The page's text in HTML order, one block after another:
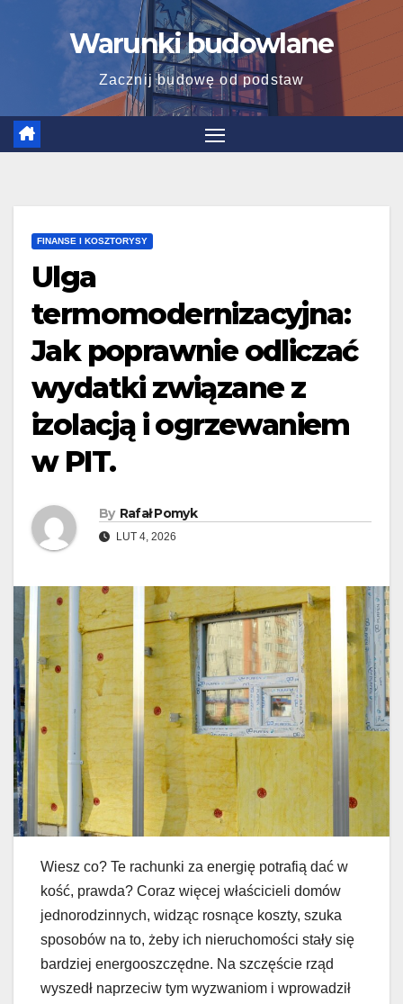
Warunki budowlane
Zacznij budowę od podstaw
FINANSE I KOSZTORYSY
Ulga
termomodernizacyjna:
Jak poprawnie odliczać
wydatki związane z
izolacją i ogrzewaniem
w PIT.
By Rafał Pomyk
LUT 4, 2026
Wiesz co? Te rachunki za energię potrafią dać w
kość, prawda? Coraz więcej właścicieli domów
jednorodzinnych, widząc rosnące koszty, szuka
sposobów na to, żeby ich nieruchomości stały się
bardziej energooszczędne. Na szczęście rząd
wyszedł naprzeciw tym wyzwaniom i wprowadził